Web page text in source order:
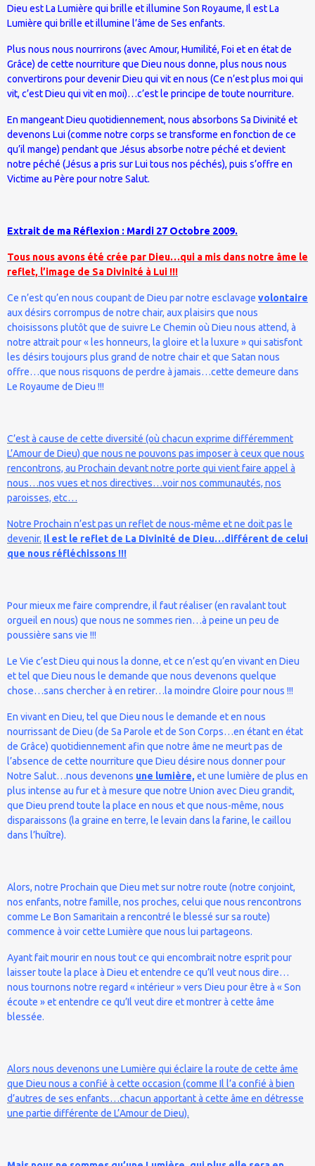
Dieu est La Lumière qui brille et illumine Son Royaume, Il est La
Lumière qui brille et illumine l’âme de Ses enfants.
Plus nous nous nourrirons (avec Amour, Humilité, Foi et en état de
Grâce) de cette nourriture que Dieu nous donne, plus nous nous
convertirons pour devenir Dieu qui vit en nous (Ce n’est plus moi qui
vit, c’est Dieu qui vit en moi)…c’est le principe de toute nourriture.
En mangeant Dieu quotidiennement, nous absorbons Sa Divinité et
devenons Lui (comme notre corps se transforme en fonction de ce
qu’il mange) pendant que Jésus absorbe notre péché et devient
notre péché (Jésus a pris sur Lui tous nos péchés), puis s’offre en
Victime au Père pour notre Salut.
Extrait de ma Réflexion : Mardi 27 Octobre 2009.
Tous nous avons été crée par Dieu…qui a mis dans notre âme le
reflet, l’image de Sa Divinité à Lui !!!
Ce n’est qu’en nous coupant de Dieu par notre esclavage volontaire
aux désirs corrompus de notre chair, aux plaisirs que nous
choisissons plutôt que de suivre Le Chemin où Dieu nous attend, à
notre attrait pour « les honneurs, la gloire et la luxure » qui satisfont
les désirs toujours plus grand de notre chair et que Satan nous
offre…que nous risquons de perdre à jamais…cette demeure dans
Le Royaume de Dieu !!!
C’est à cause de cette diversité (où chacun exprime différemment
L’Amour de Dieu) que nous ne pouvons pas imposer à ceux que nous
rencontrons, au Prochain devant notre porte qui vient faire appel à
nous…nos vues et nos directives…voir nos communautés, nos
paroisses, etc…
Notre Prochain n’est pas un reflet de nous-même et ne doit pas le
devenir. Il est le reflet de La Divinité de Dieu…différent de celui
que nous réfléchissons !!!
Pour mieux me faire comprendre, il faut réaliser (en ravalant tout
orgueil en nous) que nous ne sommes rien…à peine un peu de
poussière sans vie !!!
Le Vie c’est Dieu qui nous la donne, et ce n’est qu’en vivant en Dieu
et tel que Dieu nous le demande que nous devenons quelque
chose…sans chercher à en retirer…la moindre Gloire pour nous !!!
En vivant en Dieu, tel que Dieu nous le demande et en nous
nourrissant de Dieu (de Sa Parole et de Son Corps…en étant en état
de Grâce) quotidiennement afin que notre âme ne meurt pas de
l’absence de cette nourriture que Dieu désire nous donner pour
Notre Salut…nous devenons une lumière, et une lumière de plus en
plus intense au fur et à mesure que notre Union avec Dieu grandit,
que Dieu prend toute la place en nous et que nous-même, nous
disparaissons (la graine en terre, le levain dans la farine, le caillou
dans l’huître).
Alors, notre Prochain que Dieu met sur notre route (notre conjoint,
nos enfants, notre famille, nos proches, celui que nous rencontrons
comme Le Bon Samaritain a rencontré le blessé sur sa route)
commence à voir cette Lumière que nous lui partageons.
Ayant fait mourir en nous tout ce qui encombrait notre esprit pour
laisser toute la place à Dieu et entendre ce qu’Il veut nous dire…
nous tournons notre regard « intérieur » vers Dieu pour être à « Son
écoute » et entendre ce qu’Il veut dire et montrer à cette âme
blessée.
Alors nous devenons une Lumière qui éclaire la route de cette âme
que Dieu nous a confié à cette occasion (comme Il l’a confié à bien
d’autres de ses enfants…chacun apportant à cette âme en détresse
une partie différente de L’Amour de Dieu).